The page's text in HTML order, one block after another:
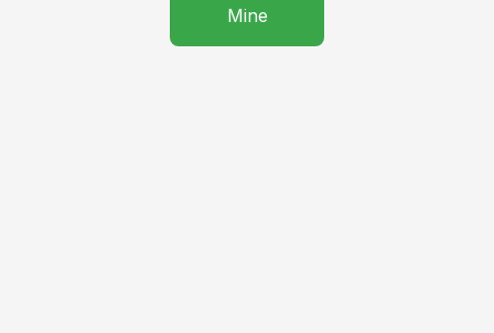
Mine